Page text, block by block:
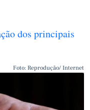
dos principais
Foto: Reprodução/ Internet